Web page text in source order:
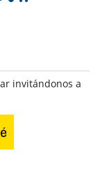
invitándonos a